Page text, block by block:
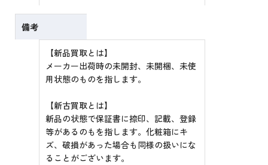
備考
【新品買取とは】
メーカー出荷時の未開封、未開梱、未使
用状態のものを指します。
【新古買取とは】
新品の状態で保証書に捺印、記載、登録
等があるのもを指します。化粧箱にキ
ズ、破損があった場合も同様の扱いにな
ることがございます。